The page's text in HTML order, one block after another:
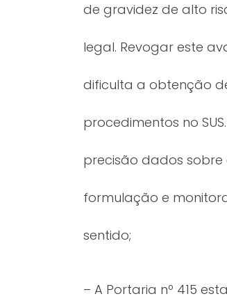
de gravidez de alto
legal. Revogar este
dificulta a obtenção
procedimentos no
precisão dados
formulação e
sentido;
– A Portaria nº 415